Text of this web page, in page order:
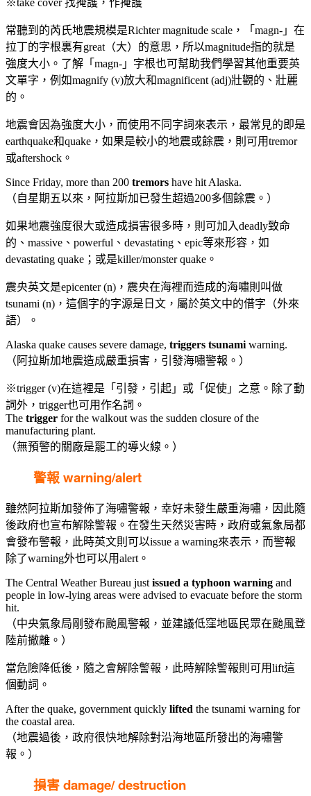
常聽到的芮氏地震規模是Richter magnitude scale，「magn-」在
拉丁的字根裏有great（大）的意思，所以magnitude指的就是
強度大小。了解「magn-」字根也可幫助我們學習其他重要英
文單字，例如magnify (v)放大和magnificent (adj)壯觀的、壯麗
的。
地震會因為強度大小，而使用不同字詞來表示，最常見的即是
earthquake和quake，如果是較小的地震或餘震，則可用tremor
或aftershock。
Since Friday, more than 200 tremors have hit Alaska.
（自星期五以來，阿拉斯加已發生超過200多個餘震。）
如果地震強度很大或造成損害很多時，則可加入deadly致命
的、massive、powerful、devastating、epic等來形容，如
devastating quake；或是killer/monster quake。
震央英文是epicenter (n)，震央在海裡而造成的海嘯則叫做
tsunami (n)，這個字的字源是日文，屬於英文中的借字（外來
語）。
Alaska quake causes severe damage, triggers tsunami warning.
（阿拉斯加地震造成嚴重損害，引發海嘯警報。）
※trigger (v)在這裡是「引發，引起」或「促使」之意。除了動
詞外，trigger也可用作名詞。
The trigger for the walkout was the sudden closure of the
manufacturing plant.
（無預警的關廠是罷工的導火線。）
警報 warning/alert
雖然阿拉斯加發佈了海嘯警報，幸好未發生嚴重海嘯，因此隨
後政府也宣布解除警報。在發生天然災害時，政府或氣象局都
會發布警報，此時英文則可以issue a warning來表示，而警報
除了warning外也可以用alert。
The Central Weather Bureau just issued a typhoon warning and
people in low-lying areas were advised to evacuate before the storm
hit.
（中央氣象局剛發布颱風警報，並建議低窪地區民眾在颱風登
陸前撤離。）
當危險降低後，隨之會解除警報，此時解除警報則可用lift這
個動詞。
After the quake, government quickly lifted the tsunami warning for
the coastal area.
（地震過後，政府很快地解除對沿海地區所發出的海嘯警
報。）
損害 damage/ destruction